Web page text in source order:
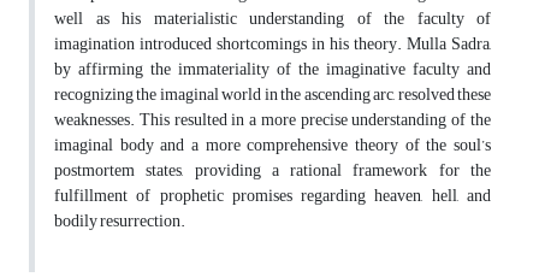
well as his materialistic understanding of the faculty of
imagination introduced shortcomings in his theory. Mulla Sadra,
by affirming the immateriality of the imaginative faculty and
recognizing the imaginal world in the ascending arc, resolved these
weaknesses. This resulted in a more precise understanding of the
imaginal body and a more comprehensive theory of the soul’s
postmortem states, providing a rational framework for the
fulfillment of prophetic promises regarding heaven, hell, and
bodily resurrection.